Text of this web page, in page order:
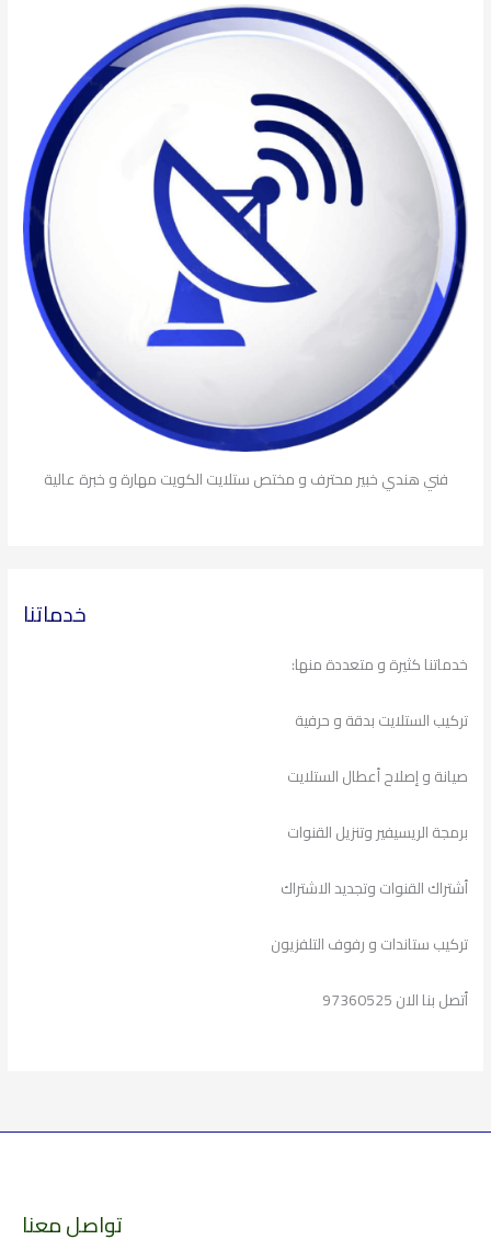
فني هندي خبير محترف و مختص ستلايت الكويت مهارة و خبرة عالية
خدماتنا
خدماتنا كثيرة و متعددة منها:
تركيب الستلايت بدقة و حرفية
صيانة و إصلاح أعطال الستلايت
برمجة الريسيفير وتنزيل القنوات
أشتراك القنوات وتجديد الاشتراك
تركيب ستاندات و رفوف التلفزيون
أتصل بنا الان 97360525
تواصل معنا
الارشيف